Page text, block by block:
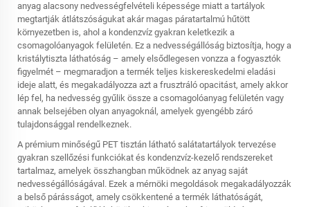
anyag alacsony nedvességfelvételi képessége miatt a tartályok
megtartják átlátszóságukat akár magas páratartalmú hűtött
környezetben is, ahol a kondenzvíz gyakran keletkezik a
csomagolóanyagok felületén. Ez a nedvességállóság biztosítja, hogy a
kristálytiszta láthatóság – amely elsődlegesen vonzza a fogyasztók
figyelmét – megmaradjon a termék teljes kiskereskedelmi eladási
ideje alatt, és megakadályozza azt a frusztráló opacitást, amely akkor
lép fel, ha nedvesség gyűlik össze a csomagolóanyag felületén vagy
annak belsejében olyan anyagoknál, amelyek gyengébb záró
tulajdonsággal rendelkeznek.
A prémium minőségű PET tisztán látható salátatartályok tervezése
gyakran szellőzési funkciókat és kondenzvíz-kezelő rendszereket
tartalmaz, amelyek összhangban működnek az anyag saját
nedvességállóságával. Ezek a mérnöki megoldások megakadályozzák
a belső párásságot, amely csökkentené a termék láthatóságát,